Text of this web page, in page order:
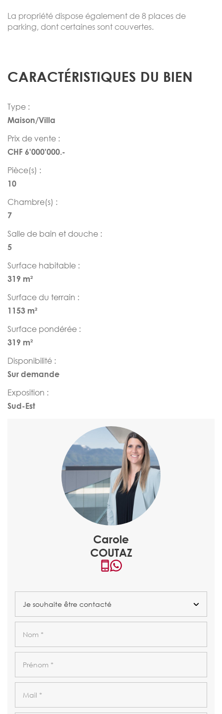
La propriété dispose également de 8 places de
parking, dont certaines sont couvertes.
CARACTÉRISTIQUES DU BIEN
Type :
Maison/Villa
Prix de vente :
CHF 6'000'000.-
Pièce(s) :
10
Chambre(s) :
7
Salle de bain et douche :
5
Surface habitable :
319 m²
Surface du terrain :
1153 m²
Surface pondérée :
319 m²
Disponibilité :
Sur demande
Exposition :
Sud-Est
Carole
COUTAZ